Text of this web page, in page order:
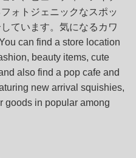
ォトジェニックなスポッ
ています。気になるカワ
can find a store location
beauty items, cute
also find a pop cafe and
new arrival squishies,
goods in popular among